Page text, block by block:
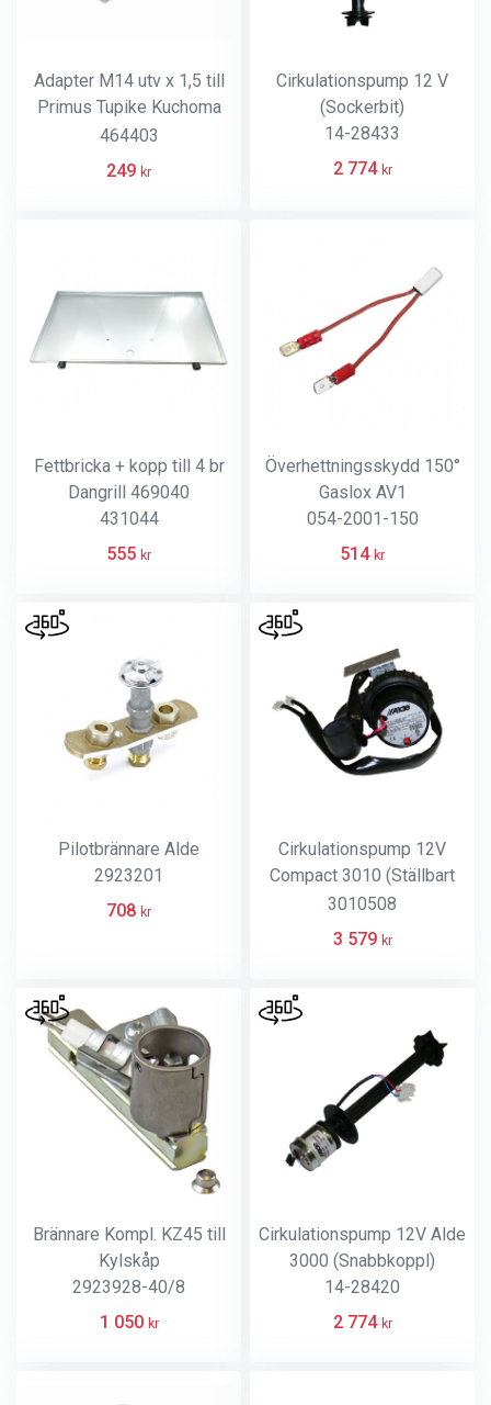
Adapter M14 utv x 1,5 till
Primus Tupike Kuchoma
och Kinjia
464403
249 kr
Cirkulationspump 12 V
(Sockerbit)
14-28433
2 774 kr
Fettbricka + kopp till 4 br
Dangrill 469040
431044
555 kr
Överhettningsskydd 150°
Gaslox AV1
054-2001-150
514 kr
Pilotbrännare Alde
2923201
708 kr
Cirkulationspump 12V
Compact 3010 (Ställbart
varv)
3010508
3 579 kr
Brännare Kompl. KZ45 till
Kylskåp
2923928-40/8
1 050 kr
Cirkulationspump 12V Alde
3000 (Snabbkoppl)
14-28420
2 774 kr